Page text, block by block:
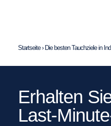
Startseite› Die besten Tauchziele in
Erhalten
Last-